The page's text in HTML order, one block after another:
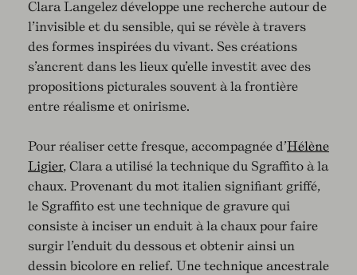
Clara Langelez développe une recherche autour de
l’invisible et du sensible, qui se révèle à travers
des formes inspirées du vivant. Ses créations
s’ancrent dans les lieux qu’elle investit avec des
propositions picturales souvent à la frontière
entre réalisme et onirisme.
Pour réaliser cette fresque, accompagnée d’Hélène
Ligier, Clara a utilisé la technique du Sgraffito à la
chaux. Provenant du mot italien signifiant griffé,
le Sgraffito est une technique de gravure qui
consiste à inciser un enduit à la chaux pour faire
surgir l’enduit du dessous et obtenir ainsi un
dessin bicolore en relief. Une technique ancestrale